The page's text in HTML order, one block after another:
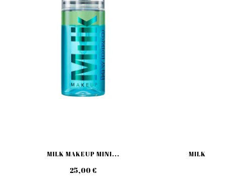
MILK MAKEUP MINI...
25,00 €
MILK